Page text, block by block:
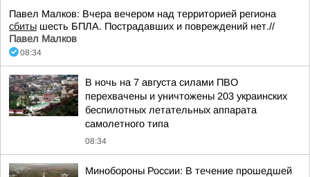
Павел Малков: Вчера вечером над территорией региона
сбиты шесть БПЛА. Пострадавших и повреждений нет.//
Павел Малков
08:34
В ночь на 7 августа силами ПВО
перехвачены и уничтожены 203 украинских
беспилотных летательных аппарата
самолетного типа
08:34
Минобороны России: В течение прошедшей